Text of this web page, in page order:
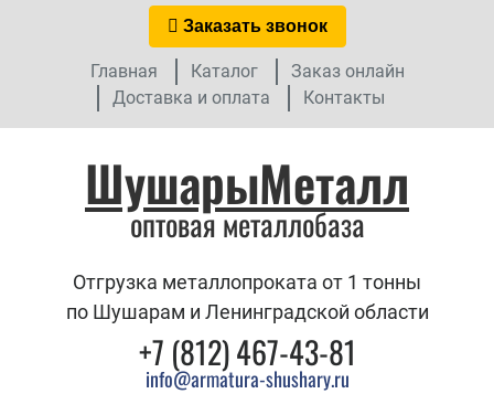
Заказать звонок
Главная Каталог
Заказ онлайн
Доставка и оплата
Контакты
ШушарыМеталл
оптовая металлобаза
Отгрузка металлопроката от 1 тонны
по Шушарам и Ленинградской области
+7 (812) 467-43-81
info@armatura-shushary.ru